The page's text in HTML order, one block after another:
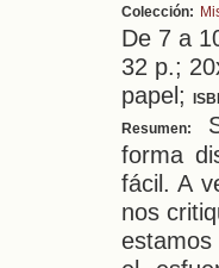
Colección:
De 7 a
32 p.;
papel;
Resumen:
forma
fácil. A
nos